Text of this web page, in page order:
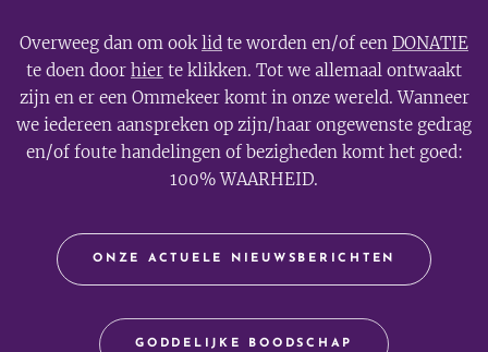
Overweeg dan om ooklid te worden en/of een DONATIE
te doen door hier te klikken. Tot we allemaal ontwaakt
zijn en er een Ommekeer komt in onze wereld. Wanneer
we iedereen aanspreken op zijn/haar ongewenste gedrag
en/of foute handelingen of bezigheden komt het goed:
100% WAARHEID.
ONZE ACTUELE NIEUWSBERICHTEN
GODDELIJKE BOODSCHAP